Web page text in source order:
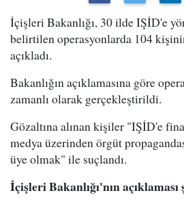
İçişleri Bakanlığı, 30 ilde IŞİD'e
belirtilen operasyonlarda 104 kişinin
açıkladı.
Bakanlığın açıklamasına göre
zamanlı olarak gerçekleştirildi.
Gözaltına alınan kişiler "IŞİD'e
medya üzerinden örgüt
üye olmak" ile suçlandı.
İçişleri Bakanlığı'nın açıklaması